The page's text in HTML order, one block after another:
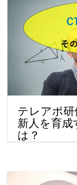
テレアポ研
新人を育成
は？